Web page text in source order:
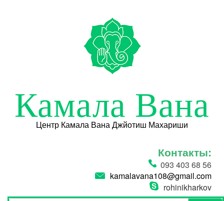
Камала Вана
Центр Камала Вана Джйотиш Махариши
Контакты:
093 403 68 56
kamalavana108@gmail.com
rohinikharkov